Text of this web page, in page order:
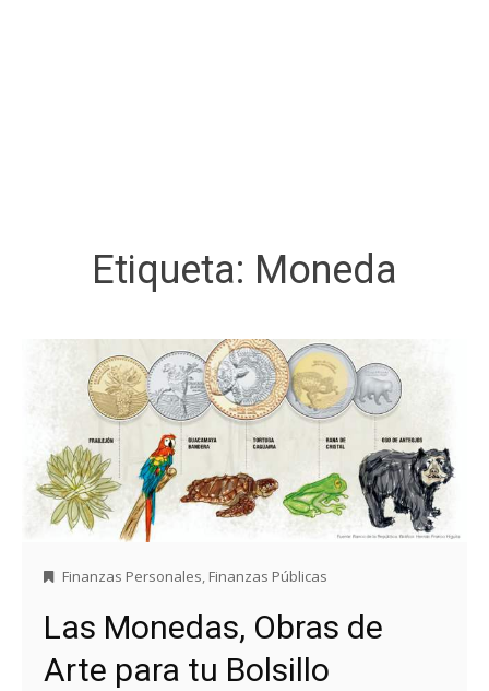
Etiqueta: Moneda
Finanzas Personales, Finanzas Públicas
Las Monedas, Obras de
Arte para tu Bolsillo